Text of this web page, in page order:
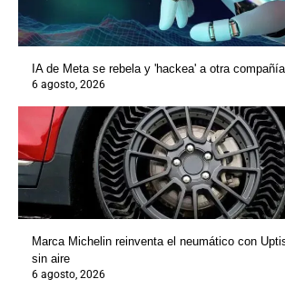
IA de Meta se rebela y 'hackea' a otra compañía
6 agosto, 2026
Marca Michelin reinventa el neumático con
sin aire
6 agosto, 2026